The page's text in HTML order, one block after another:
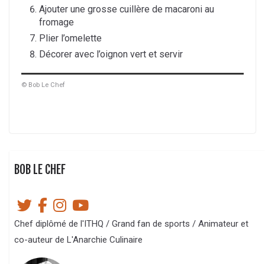
Ajouter une grosse cuillère de macaroni au
fromage
Plier l’omelette
Décorer avec l’oignon vert et servir
© Bob Le Chef
BOB LE CHEF
Chef diplômé de l'ITHQ / Grand fan de sports / Animateur et
co-auteur de L'Anarchie Culinaire